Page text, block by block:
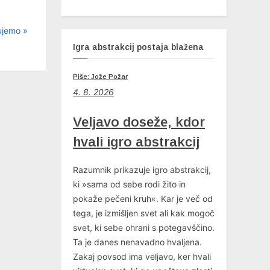
Igra abstrakcij postaja blažena
Piše: Jože Požar
4. 8. 2026
Veljavo doseže, kdor
hvali igro abstrakcij
Razumnik prikazuje igro abstrakcij,
ki »sama od sebe rodi žito in
pokaže pečeni kruh«. Kar je več od
tega, je izmišljen svet ali kak mogoč
svet, ki sebe ohrani s potegavščino.
Ta je danes nenavadno hvaljena.
Zakaj povsod ima veljavo, ker hvali